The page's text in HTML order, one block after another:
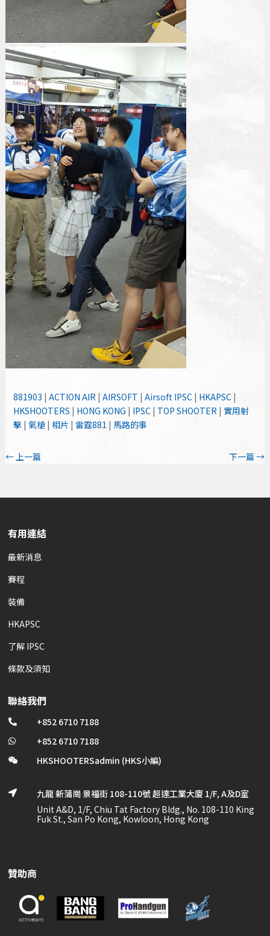
881903 | ACTION AIR| AIRSOFT | Airsoft IPSC| HKAPSC|
HKSHOOTERS | HONG KONG | IPSC| TOP SHOOTER| 實用射
擊| 氣槍| 相片 | 雷霆881 | 馬路的事
←上一篇 下一篇→
有用連結
最新消息
賽程
裝備
HKAPSC
了解 IPSC
條款及須知
聯絡我們
 +852 6710 7188
 +852 6710 7188
 HKSHOOTERSadmin (HKS小編)

九龍 新蒲崗 景福街 108-110號 超達工業大廈 1/F, A及D室
Unit A&D, 1/F, Chiu Tat Factory Bldg., No. 108-110 King
Fuk St., San Po Kong, Kowloon, Hong Kong
贊助商